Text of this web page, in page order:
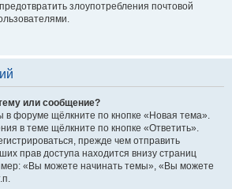
злоупотребления почтовой
или сообщение?
в форуме щёлкните по кнопке «Новая тема».
в теме щёлкните по кнопке «Ответить».
прежде чем отправить
прав доступа находится внизу страниц
«Вы можете начинать темы», «Вы можете